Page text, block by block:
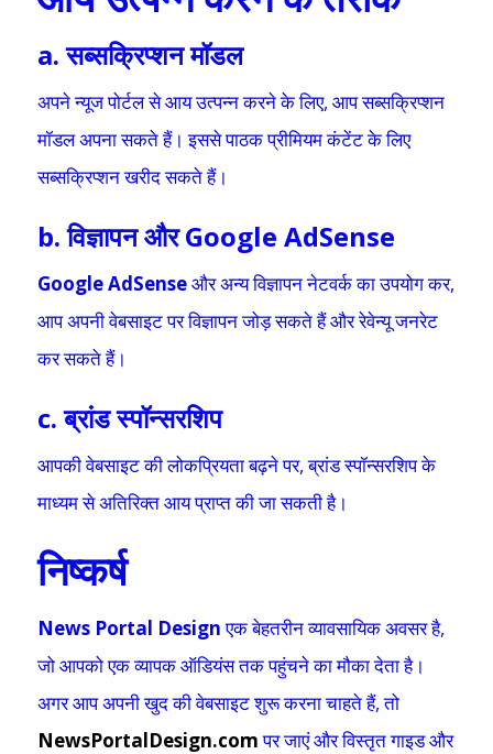
a. सब्सक्रिप्शन मॉडल
अपने न्यूज पोर्टल से आय उत्पन्न करने के लिए, आप सब्सक्रिप्शन
मॉडल अपना सकते हैं। इससे पाठक प्रीमियम कंटेंट के लिए
सब्सक्रिप्शन खरीद सकते हैं।
b. विज्ञापन और Google AdSense
Google AdSenseऔर अन्य विज्ञापन नेटवर्क का उपयोग कर,
आप अपनी वेबसाइट पर विज्ञापन जोड़ सकते हैं और रेवेन्यू जनरेट
कर सकते हैं।
c. ब्रांड स्पॉन्सरशिप
आपकी वेबसाइट की लोकप्रियता बढ़ने पर, ब्रांड स्पॉन्सरशिप के
माध्यम से अतिरिक्त आय प्राप्त की जा सकती है।
निष्कर्ष
News Portal Designएक बेहतरीन व्यावसायिक अवसर है,
जो आपको एक व्यापक ऑडियंस तक पहुंचने का मौका देता है।
अगर आप अपनी खुद की वेबसाइट शुरू करना चाहते हैं, तो
NewsPortalDesign.comपर जाएं और विस्तृत गाइड और